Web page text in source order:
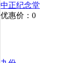
中正纪念堂
优惠价：0